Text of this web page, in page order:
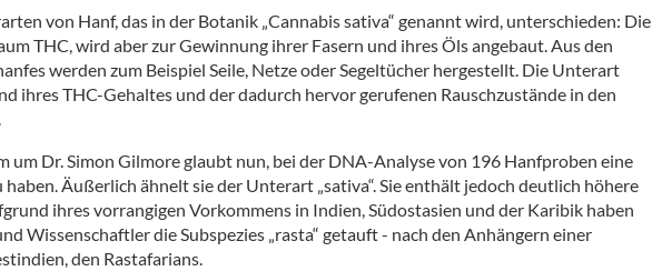
von Hanf, das in der Botanik „Cannabis sativa“ genannt wird, unterschieden: Die
THC, wird aber zur Gewinnung ihrer Fasern und ihres Öls angebaut. Aus den
werden zum Beispiel Seile, Netze oder Segeltücher hergestellt. Die Unterart
ihres THC-Gehaltes und der dadurch hervor gerufenen Rauschzustände in den
um Dr. Simon Gilmore glaubt nun, bei der DNA-Analyse von 196 Hanfproben eine
Äußerlich ähnelt sie der Unterart „sativa“. Sie enthält jedoch deutlich höhere
ihres vorrangigen Vorkommens in Indien, Südostasien und der Karibik haben
Wissenschaftler die Subspezies „rasta“ getauft - nach den Anhängern einer
den Rastafarians.